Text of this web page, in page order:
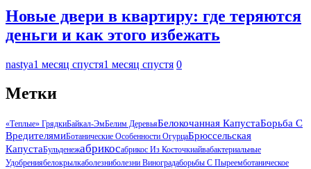
Новые двери в квартиру: где теряются
деньги и как этого избежать
nastya1 месяц спустя1 месяц спустя 0
Метки
«Теплые» ГрядкиБайкал-ЭмБелим ДеревьяБелокочанная КапустаБорьба С
ВредителямиБотанические Особенности ОгурцаБрюссельская
КапустаБульденежАбрикосАбрикос Из КосточкиАйваБактериальные
УдобренияБелокрылкаБолезниБолезни ВиноградаБорьбы С ПыреемБотаническое